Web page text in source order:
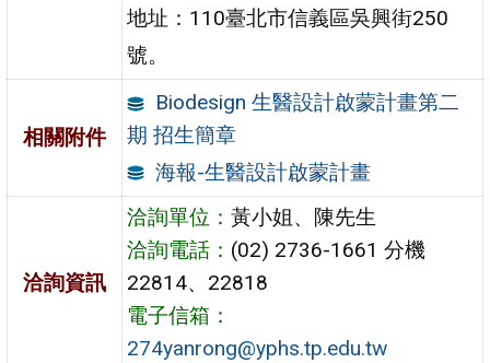
地址：110臺北市信義區吳興街250
號。
相關附件
Biodesign 生醫設計啟蒙計畫第二
期 招生簡章
海報-生醫設計啟蒙計畫
洽詢資訊
洽詢單位：黃小姐、陳先生
洽詢電話： (02) 2736-1661 分機
22814、22818
電子信箱：
274yanrong@yphs.tp.edu.tw